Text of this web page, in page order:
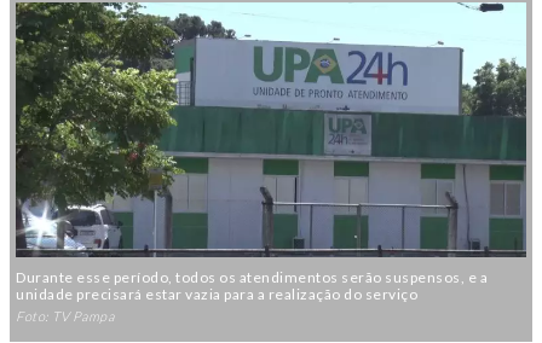
Durante esse período, todos os atendimentos serão suspensos, e a
unidade precisará estar vazia para a realização do serviço
Foto: TV Pampa